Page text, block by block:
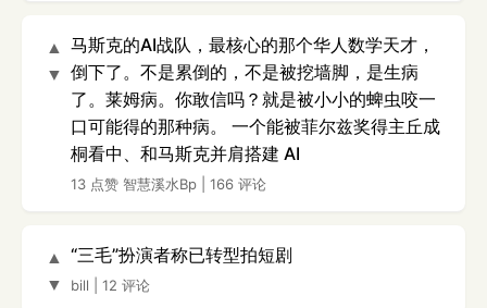
▲
▼
马斯克的AI战队，最核心的那个华人数学天才，
倒下了。不是累倒的，不是被挖墙脚，是生病
了。莱姆病。你敢信吗？就是被小小的蜱虫咬一
口可能得的那种病。 一个能被菲尔兹奖得主丘成
桐看中、和马斯克并肩搭建 AI
13 点赞 智慧溪水Bp 166 评论
▲
▼
“三毛”扮演者称已转型拍短剧
bill 12 评论